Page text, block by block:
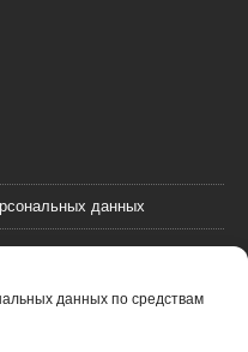
данных по средствам
данных
данных